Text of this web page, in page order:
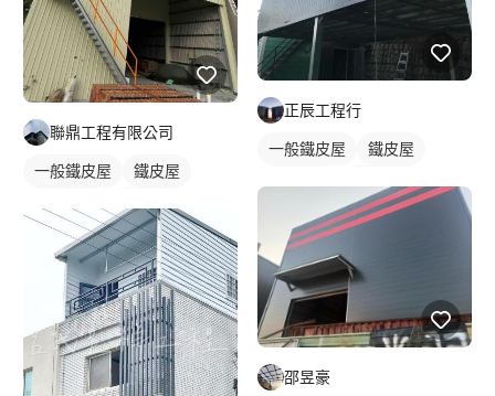
聯鼎工程有限公司
一般鐵皮屋
鐵皮屋
正辰工程行
一般鐵皮屋
鐵皮屋
鐵皮浪板
外牆鐵皮
邵昱豪